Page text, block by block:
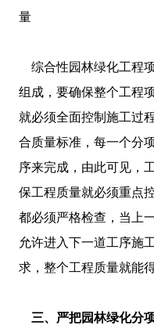
量
综合性园林绿化工程
组成，要确保整个工程
就必须全面控制施工过
合质量标准，每一个分
序来完成，由此可见，
保工程质量就必须重点
都必须严格检查，当上
允许进入下一道工序施
求，整个工程质量就能
三、严把园林绿化分